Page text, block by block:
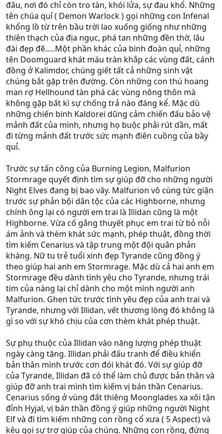
đâu, nơi đó chỉ còn tro tàn, khói lửa, sự đau khổ. Những
tên chúa quỉ ( Demon Warlock ) gọi những con Infenal
khổng lồ từ trên bầu trời lao xuống giống như những
thiên thạch của địa ngục, phá tan những đền thờ, lâu
đài đẹp đẽ.....Một phần khác của binh đoàn quỉ, những
tên Doomguard khát máu tràn khắp các vùng đất, cánh
đồng ở Kalimdor, chúng giết tất cả những sinh vật
chúng bắt gặp trên đường. Còn những con thú hoang
man rợ Hellhound tàn phá các vùng nông thôn mà
không gặp bất kì sự chống trả nào đáng kể. Mặc dù
những chiến binh Kaldorei dũng cảm chiến đấu bảo vệ
mảnh đất của mình, nhưng họ buộc phải rút dần, mất
đi từng mảnh đất trước sức mạnh điên cuồng của bầy
quỉ.
Trước sự tấn công của Burning Legion, Malfurion
Stormrage quyết định tìm sự giúp đỡ cho những người
Night Elves đang bị bao vây. Malfurion vô cùng tức giận
trước sự phản bội dân tộc của các Highborne, nhưng
chính ông lại có người em trai là Illidan cũng là một
Highborne. Vừa cố gắng thuyết phục em trai từ bỏ nỗi
ám ảnh và thèm khát sức mạnh, phép thuật, đồng thời
tìm kiếm Cenarius và tập trung một đội quân phản
kháng. Nữ tu trẻ tuổi xinh đẹp Tyrande cũng đồng ý
theo giúp hai anh em Stormrage. Mặc dù cả hai anh em
Stormrage đều dành tình yêu cho Tyrande, nhưng trái
tim của nàng lại chỉ dành cho một mình người anh
Malfurion. Ghen tức trước tình yêu đẹp của anh trai và
Tyrande, nhưng với Illidan, vết thương lòng đó không là
gì so với sự khó chịu của cơn thèm khát phép thuật.
Sự phụ thuộc của Illidan vào năng lượng phép thuật
ngày càng tăng. Illidan phải đấu tranh để điều khiển
bản thân mình trước cơn đói khát đó. Với sự giúp đỡ
của Tyrande, Illidan đã có thể làm chủ được bản thân và
giúp đỡ anh trai mình tìm kiếm vị bán thần Cenarius.
Cenarius sống ở vùng đất thiêng Moonglades xa xôi tận
đỉnh Hyjal, vị bán thần đồng ý giúp những người Night
Elf và đi tìm kiếm những con rồng cổ xưa ( 5 Aspect) và
kêu gọi sự trợ giúp của chúng. Những con rồng, đứng